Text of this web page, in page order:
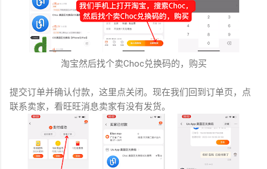
淘宝然后找个卖Choc兑换码的，购买
提交订单并确认付款，这里点关闭。现在我们回到订单页，点
联系卖家，看旺旺消息卖家有没有发货。